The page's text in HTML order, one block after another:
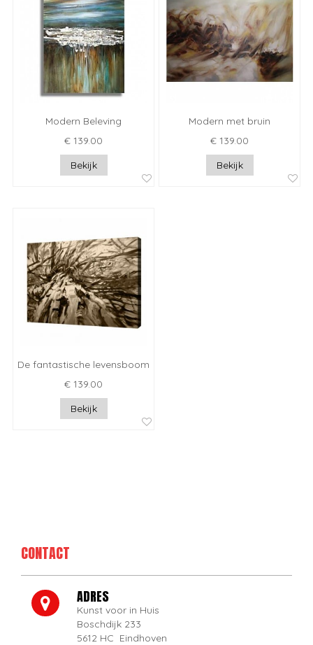
Modern Beleving
€ 139.00
Bekijk
Modern met bruin
€ 139.00
Bekijk
De fantastische levensboom
€ 139.00
Bekijk
CONTACT
ADRES
Kunst voor in Huis
Boschdijk 233
5612 HC Eindhoven